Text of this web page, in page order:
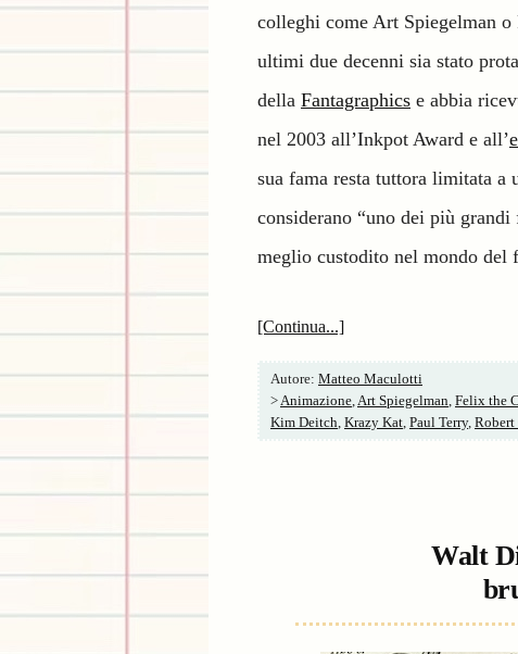
colleghi come Art Spiegelman
ultimi due decenni sia stato
della Fantagraphics e abbia
nel 2003 all’Inkpot Award e all’
sua fama resta tuttora limitata a
considerano “uno dei più
meglio custodito nel mondo del
[Continua...]
Autore: Matteo Maculotti
>Animazione,Art Spiegelman, Felix the
Kim Deitch, Krazy Kat, Paul Terry, Robert
Walt